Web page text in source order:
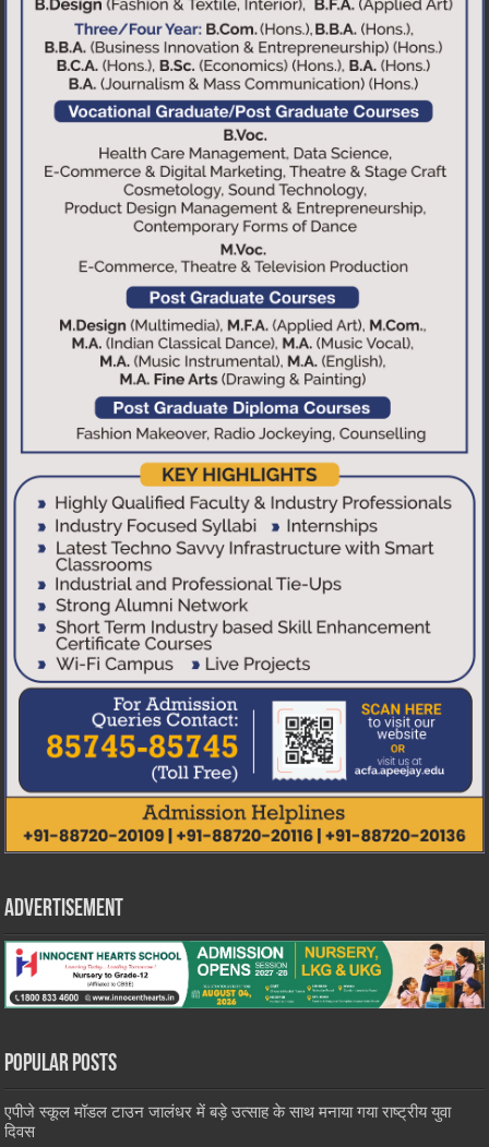
Advertisement
Popular Posts
एपीजे स्कूल मॉडल टाउन जालंधर में बड़े उत्साह के साथ मनाया गया राष्ट्रीय युवा
दिवस